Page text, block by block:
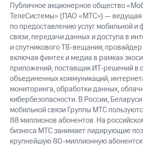
Публичное акционерное общество
ТелеСистемы» (ПАО «МТС») — ведущая
по предоставлению услуг мобильной и
связи, передачи данных и доступа в
и спутникового ТВ-вещания;
включая финтех и медиа в рамках
приложений; поставщик ИТ-решений в
объединенных коммуникаций,
мониторинга, обработки данных,
кибербезопасности. В России,
мобильной связи Группы МТС
88 миллионов абонентов. На
бизнеса МТС занимает лидирующие
крупнейшую 80-миллионную